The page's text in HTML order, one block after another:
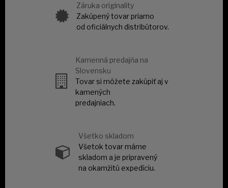
Záruka originality
Zakúpený tovar priamo
od oficiálnych distribútorov.
Kamenná predajňa na
Slovensku
Tovar si môžete zakúpiť aj v
kamených
predajniach.
Všetko skladom
Všetok tovar máme
skladom a je pripravený
na okamžitú expedíciu.